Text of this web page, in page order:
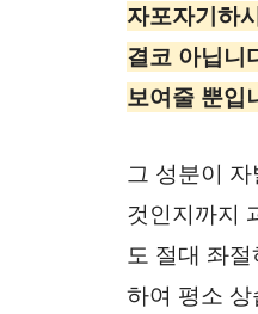
자포자기하
결코 아닙니
보여줄 뿐입
그 성분이
것인지까지
도 절대 좌
하여 평소 상